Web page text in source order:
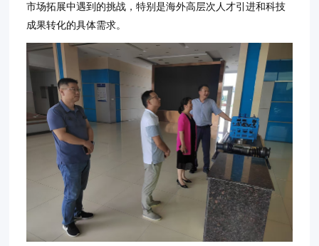
市场拓展中遇到的挑战，特别是海外高层次人才引进和科技
成果转化的具体需求。